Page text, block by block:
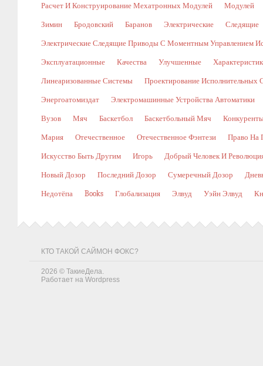
Расчет И Конструирование Мехатронных Модулей Модулей
Зимин Бродовский Баранов Электрические Следящие
Электрические Следящие Приводы С Моментным Управлением
Эксплуатационные Качества Улучшенные
Линеаризованные Системы Проектирование Исполнительных
Энергоатомиздат Электромашинные Устройства Автоматики
Вузов Мяч Баскетбол Баскетбольный Мяч
Мария Отечественное Отечественное Фэнтези Право На
Искусство Быть Другим Игорь Добрый Человек И
Новый Дозор Последний Дозор Сумеречный Дозор
Недотёпа Books Глобализация Элвуд Уэйн Элвуд
КТО ТАКОЙ САЙМОН ФОКС?
2026 © ТакиеДела.
Работает на Wordpress